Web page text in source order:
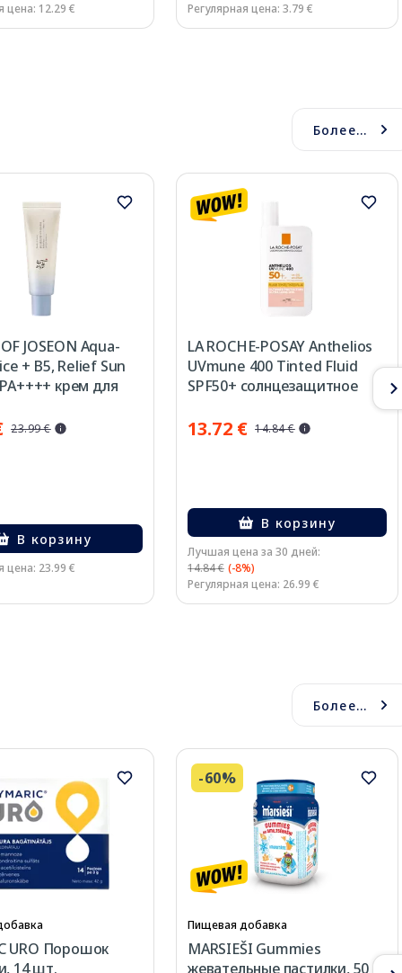
цена: 12.29 € Регулярная цена: 3.79 €
Более...
JOSEON Aqua-
+ B5, Relief Sun
крем для
23.99 €
В корзину
цена: 23.99 €
LA ROCHE-POSAY Anthelios
UVmune 400 Tinted Fluid
SPF50+ солнцезащитное
13.72 € 14.84 €
В корзину
Лучшая цена за 30 дней:
14.84 € (-8%)
Регулярная цена: 26.99 €
Более...
URO Порошок
14 шт.
-60%
Пищевая добавка
MARSIEŠI Gummies
жевательные пастилки, 50